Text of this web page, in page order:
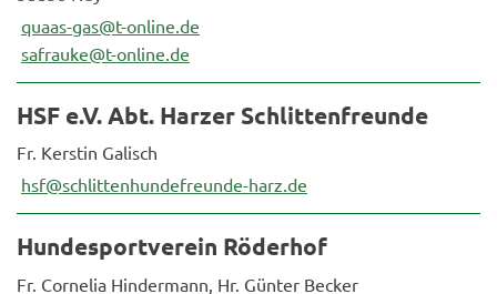
quaas-gas@t-online.de
safrauke@t-online.de
HSF e.V. Abt. Harzer Schlittenfreunde
Fr. Kerstin Galisch
hsf@schlittenhundefreunde-harz.de
Hundesportverein Röderhof
Fr. Cornelia Hindermann, Hr. Günter Becker